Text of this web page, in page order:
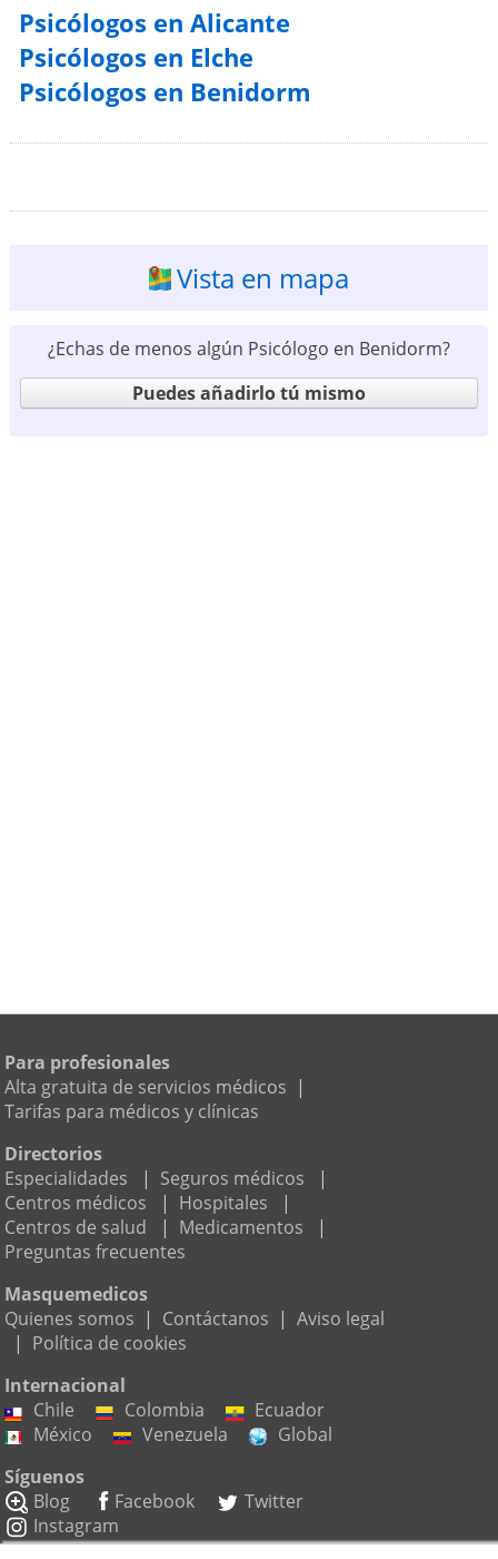
Psicólogos en Alicante
Psicólogos en Elche
Psicólogos en Benidorm
Vista en mapa
¿Echas de menos algún Psicólogo en Benidorm?
Puedes añadirlo tú mismo
Para profesionales
Alta gratuita de servicios médicos |
Tarifas para médicos y clínicas
Directorios
Especialidades
| Seguros médicos
|
Centros médicos
| Hospitales
|
Centros de salud
| Medicamentos
|
Preguntas frecuentes
Masquemedicos
Quienes somos | Contáctanos | Aviso legal
| Política de cookies
Internacional
Chile
Colombia
Ecuador
México
Venezuela
Global
Síguenos
Blog
Facebook
Twitter
Instagram
Suscríbete a nuestro boletín